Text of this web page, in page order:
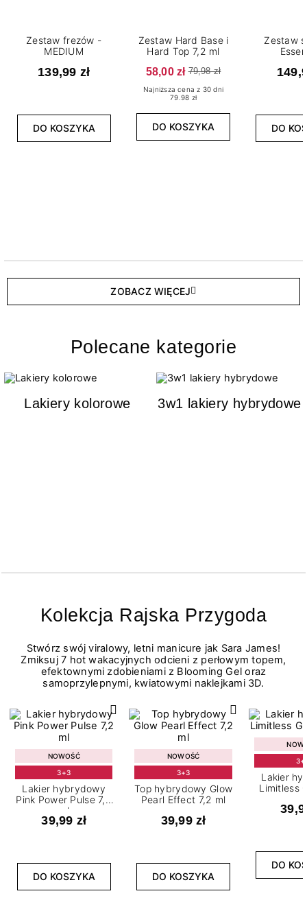
Zestaw frezów -
MEDIUM
139,99 zł
DO KOSZYKA
Zestaw Hard Base i
Hard Top 7,2 ml
58,00 zł 79,98 zł
Najniższa cena z 30 dni
79.98 zł
DO KOSZYKA
Zestaw
DO
ZOBACZ WIĘCEJ
Polecane kategorie
Lakiery kolorowe 3w1 lakiery hybrydowe
Kolekcja Rajska Przygoda
Stwórz swój viralowy, letni manicure jak Sara James!
Zmiksuj 7 hot wakacyjnych odcieni z perłowym topem,
efektownymi zdobieniami z Blooming Gel oraz
samoprzylepnymi, kwiatowymi naklejkami 3D.
NOWOŚĆ
3+3
Lakier hybrydowy
Pink Power Pulse 7,2
ml
39,99 zł
DO KOSZYKA
NOWOŚĆ
3+3
Top hybrydowy Glow
Pearl Effect 7,2 ml
39,99 zł
DO KOSZYKA
Lakier
Limitless
DO